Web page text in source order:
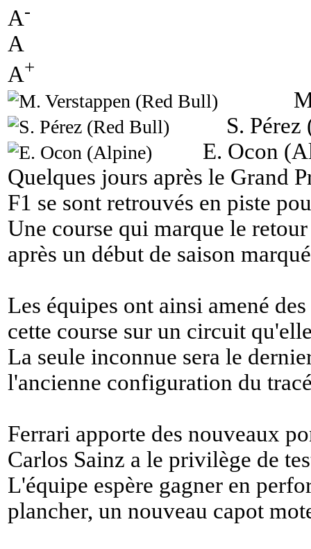
A-
A
A+
S.
E. Ocon
Quelques jours après le Grand
F1 se sont retrouvés en piste
Une course qui marque le
après un début de saison
Les équipes ont ainsi amené
cette course sur un circuit
La seule inconnue sera le
l'ancienne configuration du
Ferrari apporte des nouveaux
Carlos Sainz a le privilège de
L'équipe espère gagner en
plancher, un nouveau capot